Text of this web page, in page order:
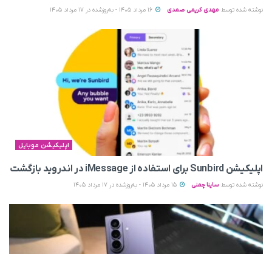
نوشته شده توسط مهدی کریمی صمدی
اپلیکیشن موبایل
اپلیکیشن Sunbird برای استفاده از iMessage در اندروید بازگشت
نوشته شده توسط ساینا چمنی